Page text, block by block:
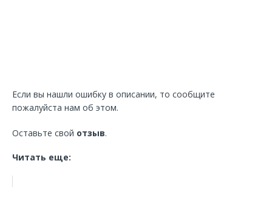
Если вы нашли ошибку в описании, то сообщите
пожалуйста нам об этом.
Оставьте свой отзыв.
Читать еще: